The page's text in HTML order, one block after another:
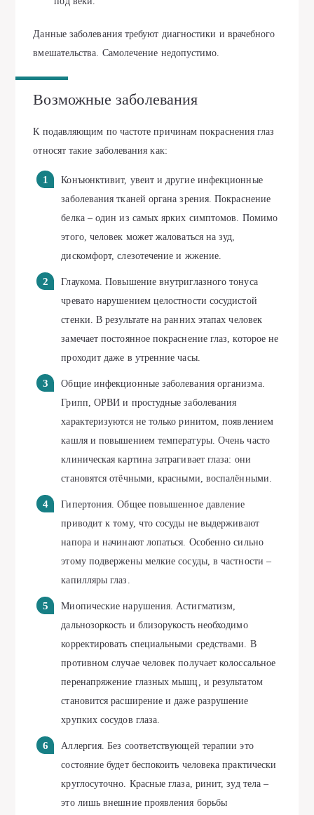
Данные заболевания требуют диагностики и врачебного
вмешательства. Самолечение недопустимо.
Возможные заболевания
К подавляющим по частоте причинам покраснения глаз
относят такие заболевания как:
Конъюнктивит, увеит и другие инфекционные
заболевания тканей органа зрения. Покраснение
белка – один из самых ярких симптомов. Помимо
этого, человек может жаловаться на зуд,
дискомфорт, слезотечение и жжение.
Глаукома. Повышение внутриглазного тонуса
чревато нарушением целостности сосудистой
стенки. В результате на ранних этапах человек
замечает постоянное покраснение глаз, которое не
проходит даже в утренние часы.
Общие инфекционные заболевания организма.
Грипп, ОРВИ и простудные заболевания
характеризуются не только ринитом, появлением
кашля и повышением температуры. Очень часто
клиническая картина затрагивает глаза: они
становятся отёчными, красными, воспалёнными.
Гипертония. Общее повышенное давление
приводит к тому, что сосуды не выдерживают
напора и начинают лопаться. Особенно сильно
этому подвержены мелкие сосуды, в частности –
капилляры глаз.
Миопические нарушения. Астигматизм,
дальнозоркость и близорукость необходимо
корректировать специальными средствами. В
противном случае человек получает колоссальное
перенапряжение глазных мышц, и результатом
становится расширение и даже разрушение
хрупких сосудов глаза.
Аллергия. Без соответствующей терапии это
состояние будет беспокоить человека практически
круглосуточно. Красные глаза, ринит, зуд тела –
это лишь внешние проявления борьбы